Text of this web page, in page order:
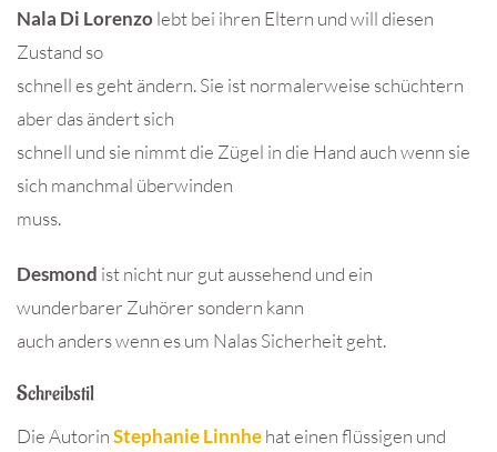
Nala Di Lorenzo lebt bei ihren Eltern und will diesen
Zustand so
schnell es geht ändern. Sie ist normalerweise schüchtern
aber das ändert sich
schnell und sie nimmt die Zügel in die Hand auch wenn sie
sich manchmal überwinden
muss.
Desmond ist nicht nur gut aussehend und ein
wunderbarer Zuhörer sondern kann
auch anders wenn es um Nalas Sicherheit geht.
Schreibstil
Die AutorinStephanie Linnhehat einen flüssigen und